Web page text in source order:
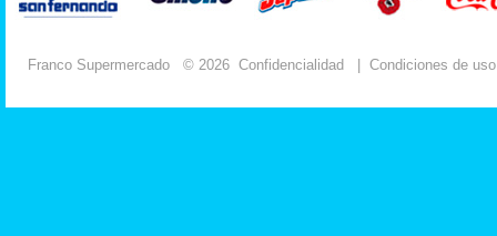
Franco Supermercado © 2026 Confidencialidad Condiciones de uso